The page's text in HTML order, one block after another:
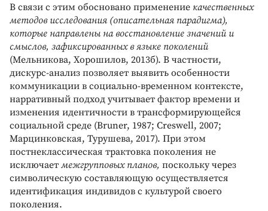
В связи с этим обосновано применение качественных
методов исследования (описательная парадигма),
которые направлены на восстановление значений и
смыслов, зафиксированных в языке поколений
(Мельникова, Хорошилов, 2013б). В частности,
дискурс-анализ позволяет выявить особенности
коммуникации в социально-временном контексте,
нарративный подход учитывает фактор времени и
изменения идентичности в трансформирующейся
социальной среде (Bruner, 1987; Creswell, 2007;
Марцинковская, Турушева, 2017). При этом
постнеклассическая трактовка поколения не
исключает межгрупповых планов, поскольку через
символическую составляющую осуществляется
идентификация индивидов с культурой своего
поколения.